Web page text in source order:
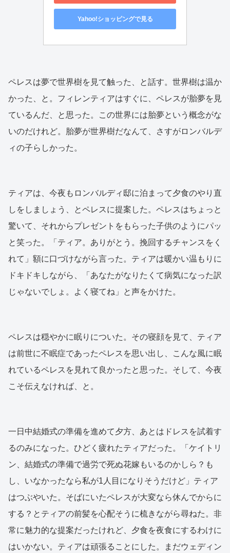
Yahoo!ショッピングで見る
ペレスは夢で世界樹を見て触った、と話す。世界樹は温か
かった、と。フィレンティアはすぐに、ペレスが胎夢を見
ているんだ、と思った。この世界には胎夢という概念がな
いのだけれど。胎夢が世界樹だなんて、さすがロンバルデ
ィの子らしかった。
ティアは、今夜もロンバルディ邸に泊まって夕食のやり直
しをしましょう、とペレスに提案した。ペレスはちょっと
驚いて、それからプレゼントをもらった子供のようにパッ
と笑った。「ティア。ありがとう。挽回するチャンスをく
れて」額に口づけながら言った。ティアは暖かい温もりに
ドキドキしながら、「あなたがなりたくて病気になった訳
じゃないでしょ。よく寝てね」と声をかけた。
ペレスは穏やかに眠りについた。その寝顔を見て、ティア
は前世に不眠症であったペレスを思い出し、こんな風に眠
れているペレスを見れて良かったと思った。そして、今夜
こそ伝えなければ、と。
一日中結婚式の準備を進めて夕方、あとはドレスを試着す
るのみになった。ひどく疲れたティアだった。「ケイトリ
ン、結婚式の準備で過労で死ぬ花嫁もいるのかしら？も
し、いなかったなら私が1人目になりそうだけど」ティア
はつぶやいた。そばにいたペレスが大変なら休んでからに
する？とティアの前髪を心配そうに梳きながら尋ねた。非
常に魅力的な提案だったけれど、夕食を夜食にするわけに
はいかない。ティアは頑張ることにした。まだウェディン